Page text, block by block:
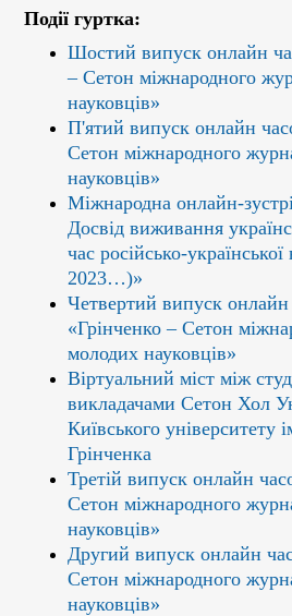
Події гуртка:
Шостий випуск онлайн
– Сетон міжнародного
науковців»
П'ятий випуск онлайн
Сетон міжнародного
науковців»
Міжнародна онлайн-
Досвід виживання
час російсько-
2023…)»
Четвертий випуск
«Грінченко – Сетон
молодих науковців»
Віртуальний міст між
викладачами Сетон Хол
Київського університету
Грінченка
Третій випуск онлайн
Сетон міжнародного
науковців»
Другий випуск онлайн
Сетон міжнародного
науковців»